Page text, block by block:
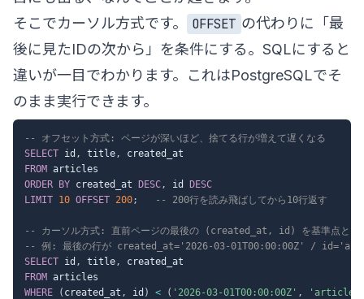
そこでカーソル方式です。
OFFSET の代わりに「最
後に見たIDの次から」を条件にする。SQLにすると
違いが一目でわかります。これはPostgreSQLでそ
のまま実行できます。
-- オフセット方式: ページが深いほど、捨てる行が増えて遅くなる
SELECT id , title,
FROM
ORDER
BY created_at DESC, id
DESC
LIMIT 10 OFFSET 200; -- 200行を読み飛ばしてから10行返す
-- カーソル方式: 直前ページの最後の (created_at, id) を基準点とし
-- 例: 最後の行が created_at='2026-03-01T00:00:00Z' /
SELECT id , title,
FROM
WHERE
( created_at , id ) < ( '2026-03-01T00:00:00Z' ,
'article-